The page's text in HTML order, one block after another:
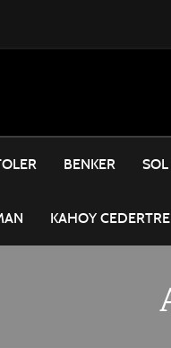
BENKER
KAHOY CEDERTRE